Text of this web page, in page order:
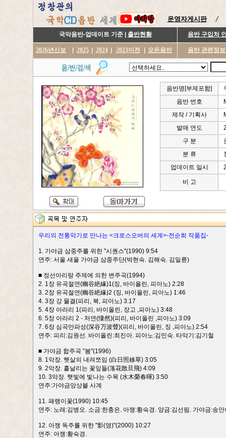
운영자게시판
국악음반-업데이트 기준 | 출반현황 음반 구입처
2026년신보 2025 2024 2023이전 모든음반 음반 관련정
음반명[부제포함]
음반 번호
제작 / 기획사
발매 연도
구 분
분 류
업데이트 일시
비 고
우리의 전통악기로 만나는 <크로스오버의 세계>-전순희 작품집-
1. 가야금 삼중주를 위한 "시퀀스"(1990) 9:54
연주: 서울 새울 가야금 삼중주단(박현숙. 김해숙. 김일륜)
■ 정선아리랑 주제에 의한 변주곡(1994)
2. 1장 유곡절연(幽谷絶緣)1(징, 바이올린, 피아노) 2:28
3. 2장 유곡절연(幽谷絶緣)2 (징, 바이올린, 피아노) 1:46
4. 3장 강 물결(피리, 북, 피아노) 3:17
5. 4장 아라리 1(피리, 바이올린, 장고 ,피아노) 3:48
6. 5장 아라리 2 - 처연(悽然)(피리, 바이올린 ,피아노) 3:09
7. 6장 심곡만파성(深谷万波聲)(피리, 바이올린, 징 ,피아노) 2:54
연주: 피리:김원선. 바이올린:최진아. 피아노:김민숙. 타악기:김기철
■ 가야금 합주곡 "봄"(1996)
8. 1악장. 햇살의 내려쪼임 (白日照綠草) 3:05
9. 2악장. 흩날리는 꽃잎들(落花散旦飛) 4:09
10. 3악장. 햇빛에 빛나는 수목 (水木榮春暉) 3:50
연주:가야금앙상블 사계
11. 패랭이꽃(1990) 10:45
연주: 노래:김병오. 소금:한충은. 아쟁:황숙경. 양금:김선림. 가야금:송안
12. 아쟁 독주를 위한 "影(영)"(2000) 10:27
연주: 아쟁:황숙경.